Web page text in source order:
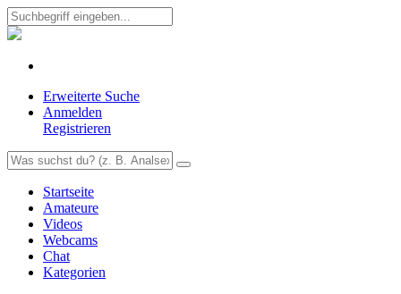
Erweiterte Suche
Anmelden
Registrieren
Startseite
Amateure
Videos
Webcams
Chat
Kategorien